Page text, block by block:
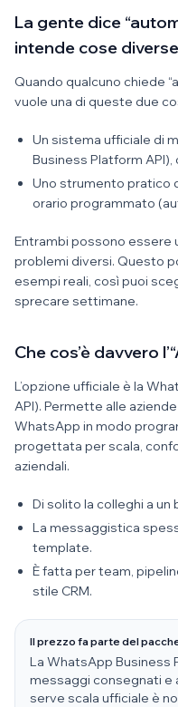
La gente dice
intende cose diverse
Quando qualcuno chiede
vuole una di queste due
Un sistema ufficiale di
Business Platform API),
Uno strumento pratico
orario programmato
Entrambi possono essere
problemi diversi. Questo
esempi reali, così puoi
sprecare settimane.
Che cos’è davvero
L’opzione ufficiale è la
API). Permette alle
WhatsApp in modo
progettata per scala,
aziendali.
Di solito la colleghi a un
La messaggistica
template.
È fatta per team,
stile CRM.
Il prezzo fa parte del
La WhatsApp Business
messaggi consegnati e
serve scala ufficiale è